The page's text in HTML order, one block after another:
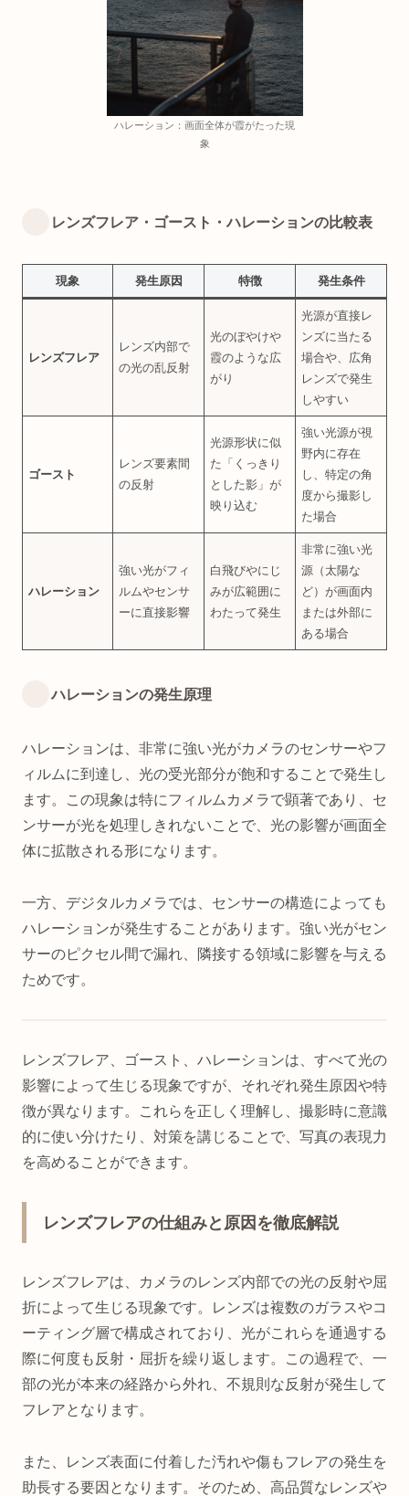
ハレーション：画面全体が霞がたった現
象
レンズフレア・ゴースト・ハレーションの比較表
現象 発生原因 特徴 発生条件
レンズフレア
レンズ内部で
の光の乱反射
光のぼやけや
霞のような広
がり
光源が直接レ
ンズに当たる
場合や、広角
レンズで発生
しやすい
ゴースト
レンズ要素間
の反射
光源形状に似
た「くっきり
とした影」が
映り込む
強い光源が視
野内に存在
し、特定の角
度から撮影し
た場合
ハレーション
強い光がフィ
ルムやセンサ
ーに直接影響
白飛びやにじ
みが広範囲に
わたって発生
非常に強い光
源（太陽な
ど）が画面内
または外部に
ある場合
ハレーションの発生原理
ハレーションは、非常に強い光がカメラのセンサーやフ
ィルムに到達し、光の受光部分が飽和することで発生し
ます。この現象は特にフィルムカメラで顕著であり、セ
ンサーが光を処理しきれないことで、光の影響が画面全
体に拡散される形になります。
一方、デジタルカメラでは、センサーの構造によっても
ハレーションが発生することがあります。強い光がセン
サーのピクセル間で漏れ、隣接する領域に影響を与える
ためです。
レンズフレア、ゴースト、ハレーションは、すべて光の
影響によって生じる現象ですが、それぞれ発生原因や特
徴が異なります。これらを正しく理解し、撮影時に意識
的に使い分けたり、対策を講じることで、写真の表現力
を高めることができます。
レンズフレアの仕組みと原因を徹底解説
レンズフレアは、カメラのレンズ内部での光の反射や屈
折によって生じる現象です。レンズは複数のガラスやコ
ーティング層で構成されており、光がこれらを通過する
際に何度も反射・屈折を繰り返します。この過程で、一
部の光が本来の経路から外れ、不規則な反射が発生して
フレアとなります。
また、レンズ表面に付着した汚れや傷もフレアの発生を
助長する要因となります。そのため、高品質なレンズや